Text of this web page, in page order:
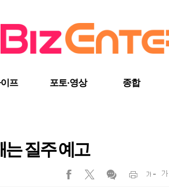
프 포토·영상 종합
는 질주 예고